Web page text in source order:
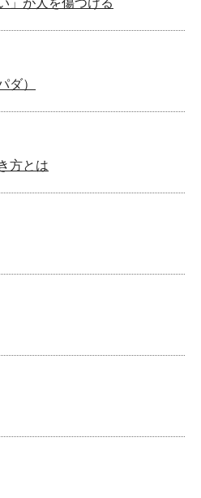
」が人を傷つける
ダ）
方とは